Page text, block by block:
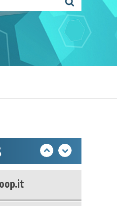
!
compte - (Se